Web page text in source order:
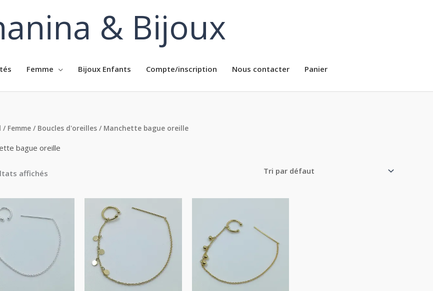
& Bijoux
Femme Bijoux Enfants Compte/inscription Nous contacter Panier
/ Femme / Boucles d'oreilles / Manchette bague oreille
bague oreille
affichés